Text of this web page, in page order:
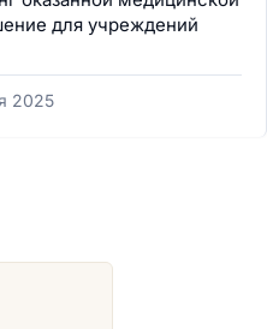
для учреждений
2025